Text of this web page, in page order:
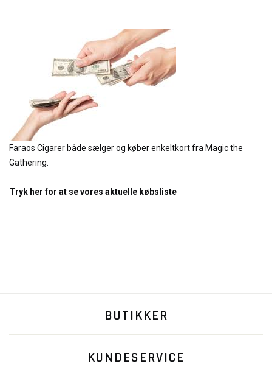
Faraos Cigarer både sælger og køber enkeltkort fra Magic the
Gathering.
Tryk her for at se vores aktuelle købsliste
BUTIKKER
KUNDESERVICE